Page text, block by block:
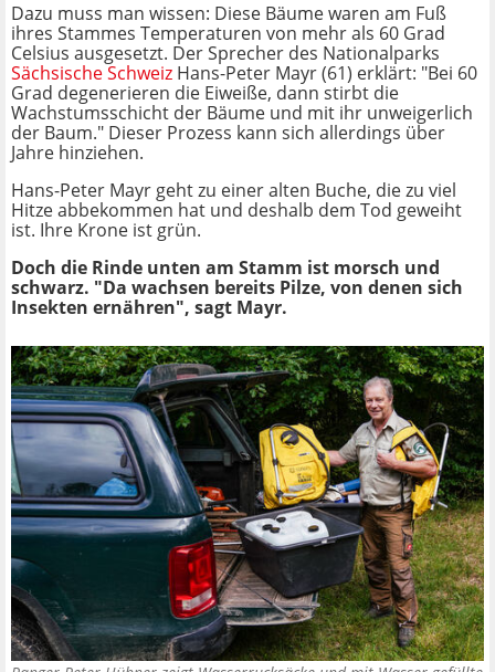
Dazu muss man wissen: Diese Bäume waren am Fuß
ihres Stammes Temperaturen von mehr als 60 Grad
Celsius ausgesetzt. Der Sprecher des Nationalparks
Sächsische Schweiz Hans-Peter Mayr (61) erklärt: "Bei 60
Grad degenerieren die Eiweiße, dann stirbt die
Wachstumsschicht der Bäume und mit ihr unweigerlich
der Baum." Dieser Prozess kann sich allerdings über
Jahre hinziehen.
Hans-Peter Mayr geht zu einer alten Buche, die zu viel
Hitze abbekommen hat und deshalb dem Tod geweiht
ist. Ihre Krone ist grün.
Doch die Rinde unten am Stamm ist morsch und
schwarz. "Da wachsen bereits Pilze, von denen sich
Insekten ernähren", sagt Mayr.